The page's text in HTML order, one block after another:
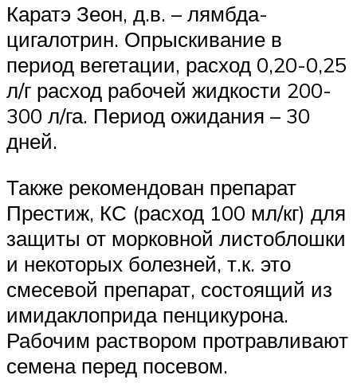
Каратэ Зеон, д.в. – лямбда-
цигалотрин. Опрыскивание в
период вегетации, расход 0,20-0,25
л/г расход рабочей жидкости 200-
300 л/га. Период ожидания – 30
дней.
Также рекомендован препарат
Престиж, КС (расход 100 мл/кг) для
защиты от морковной листоблошки
и некоторых болезней, т.к. это
смесевой препарат, состоящий из
имидаклоприда пенцикурона.
Рабочим раствором протравливают
семена перед посевом.